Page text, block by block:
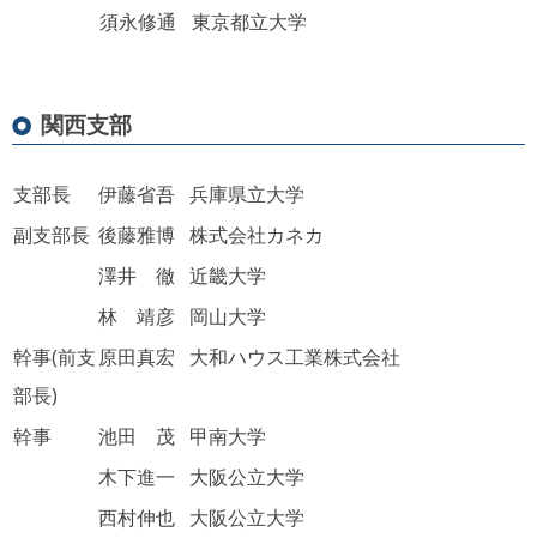
須永修通 東京都立大学
関西支部
支部長 伊藤省吾 兵庫県立大学
副支部長 後藤雅博 株式会社カネカ
澤井 徹 近畿大学
林 靖彦 岡山大学
幹事(前支
部長)
原田真宏 大和ハウス工業株式会社
幹事 池田 茂 甲南大学
木下進一
大阪公立大学
西村伸也 大阪公立大学